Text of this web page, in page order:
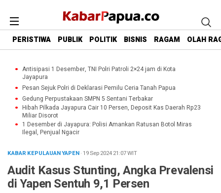
PERISTIWA PUBLIK POLITIK BISNIS RAGAM OLAH
Antisipasi 1 Desember, TNI Polri Patroli 2×24 jam di Kota
Jayapura
Pesan Sejuk Polri di Deklarasi Pemilu Ceria Tanah Papua
Gedung Perpustakaan SMPN 5 Sentani Terbakar
Hibah Pilkada Jayapura Cair 10 Persen, Deposit Kas Daerah Rp23
Miliar Disorot
1 Desember di Jayapura: Polisi Amankan Ratusan Botol Miras
Ilegal, Penjual Ngacir
KABAR KEPULAUAN YAPEN· 19 Sep 202421:07WIT
Audit Kasus Stunting, Angka Prevalensi
di Yapen Sentuh 9,1 Persen